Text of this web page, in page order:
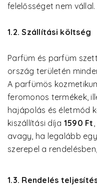
felelősséget nem vállal.
1.2. Szállítási költség
Parfüm és parfüm
ország területén
A parfümös
feromonos termékek,
hajápolás és életmód
kiszállítási díja 1590 Ft
avagy, ha legalább
szerepel a
1.3. Rendelés